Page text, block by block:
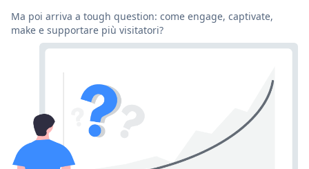
Ma poi arriva a tough question: come engage, captivate,
make e supportare più visitatori?